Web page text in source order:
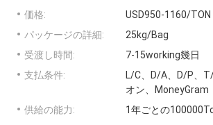
価格:
USD950-1160/TON
パッケージの詳細:
25kg/Bag
受渡し時間:
7-15working幾日
支払条件:
L/C、D/A、D/P、
オン、MoneyGram
供給の能力:
1年ごとの